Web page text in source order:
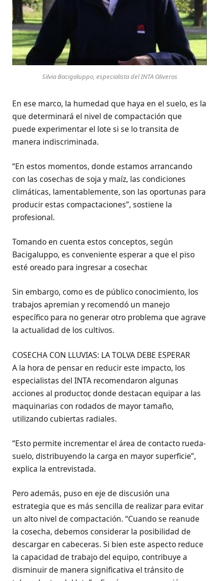
Silvia Bacigaluppo, especialista del INTA Oliveros
En ese marco, la humedad que haya en el suelo, es la
que determinará el nivel de compactación que
puede experimentar el lote si se lo transita de
manera indiscriminada.
“En estos momentos, donde estamos arrancando
con las cosechas de soja y maíz, las condiciones
climáticas, lamentablemente, son las oportunas para
producir estas compactaciones”, sostiene la
profesional.
Tomando en cuenta estos conceptos, según
Bacigaluppo, es conveniente esperar a que el piso
esté oreado para ingresar a cosechar.
Sin embargo, como es de público conocimiento, los
trabajos apremian y recomendó un manejo
específico para no generar otro problema que agrave
la actualidad de los cultivos.
COSECHA CON LLUVIAS: LA TOLVA DEBE ESPERAR
A la hora de pensar en reducir este impacto, los
especialistas del INTA recomendaron algunas
acciones al productor, donde destacan equipar a las
maquinarias con rodados de mayor tamaño,
utilizando cubiertas radiales.
“Esto permite incrementar el área de contacto rueda-
suelo, distribuyendo la carga en mayor superficie”,
explica la entrevistada.
Pero además, puso en eje de discusión una
estrategia que es más sencilla de realizar para evitar
un alto nivel de compactación. “Cuando se reanude
la cosecha, debemos considerar la posibilidad de
descargar en cabeceras. Si bien este aspecto reduce
la capacidad de trabajo del equipo, contribuye a
disminuir de manera significativa el tránsito de